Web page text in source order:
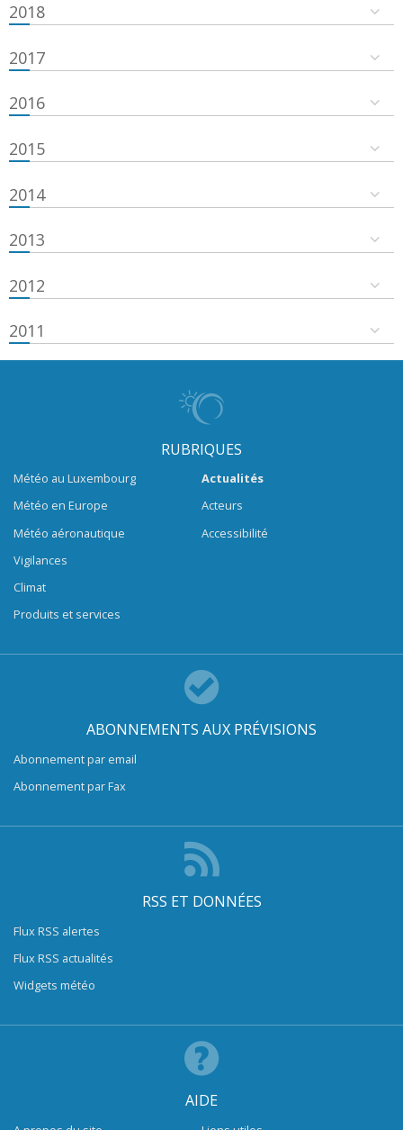
2018
2017
2016
2015
2014
2013
2012
2011
RUBRIQUES
Météo au Luxembourg
Météo en Europe
Météo aéronautique
Vigilances
Climat
Produits et services
Actualités
Acteurs
Accessibilité
ABONNEMENTS AUX PRÉVISIONS
Abonnement par email
Abonnement par Fax
RSS ET DONNÉES
Flux RSS alertes
Flux RSS actualités
Widgets météo
AIDE